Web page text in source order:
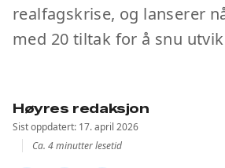
realfagskrise, og lanserer
med 20 tiltak for å snu
Høyres redaksjon
Sist oppdatert: 17. april 2026
Ca. 4 minutter lesetid